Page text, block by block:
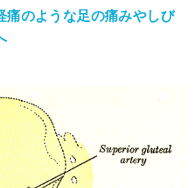
痛のような足の痛みやしび